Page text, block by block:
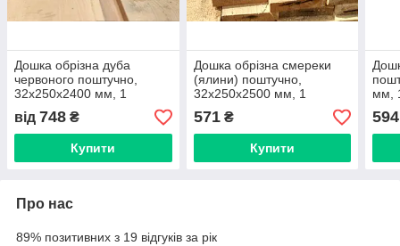
Дошка обрізна дуба
червоного поштучно,
32х250х2400 мм, 1
ґатунок
від 748 ₴
Купити
Дошка обрізна смереки
(ялини) поштучно,
32х250х2500 мм, 1
ґатунок
571₴
Купити
мм,
594
Про нас
89% позитивних з 19 відгуків за рік